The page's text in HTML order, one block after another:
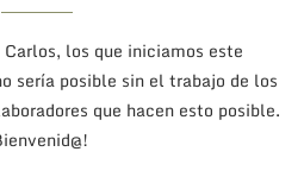
los que iniciamos este
sería posible sin el trabajo de los
que hacen esto posible.